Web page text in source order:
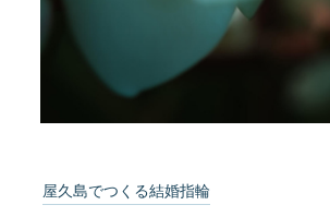
屋久島でつくる結婚指輪